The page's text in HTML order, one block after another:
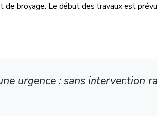
de broyage. Le début des travaux est
urgence : sans intervention